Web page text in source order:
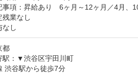
事項：昇給あり　6ヶ月～12ヶ月／4月、
残業なし
なし
都
駅：▼渋谷区宇田川町
渋谷駅から徒歩7分